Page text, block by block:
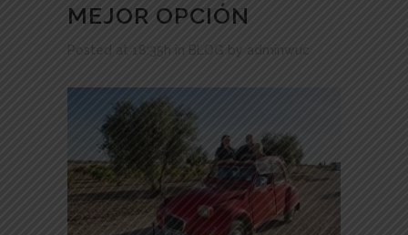
MEJOR OPCIÓN
Posted at 18:35h in BLOG by adminwuc